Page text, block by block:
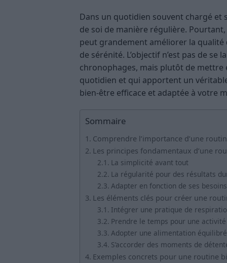
Dans un quotidien souvent chargé
de soi de manière régulière.
peut grandement améliorer la
de sérénité. L’objectif n’est pas de
chronophages, mais plutôt de mettre
quotidien et qui apportent un
bien-être efficace et adaptée à votre
Sommaire
Comprendre l’importance d’une
Les principes fondamentaux d’une
La simplicité avant tout
La régularité pour des résultats
Adapter en fonction de ses besoins
Les éléments clés pour créer une
Intégrer une pratique de
Prendre le temps pour une
Adopter une alimentation
S’accorder des moments de
Exemples concrets pour une routine